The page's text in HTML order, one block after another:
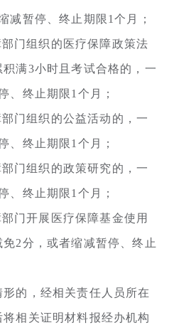
减暂停、终止期限1个月；
部门组织的医疗保障政策法
满3小时且考试合格的，一
、终止期限1个月；
部门组织的公益活动的，一
、终止期限1个月；
部门组织的政策研究的，一
、终止期限1个月；
门开展医疗保障基金使用
2分，或者缩减暂停、终止
的，经相关责任人员所在
相关证明材料报经办机构